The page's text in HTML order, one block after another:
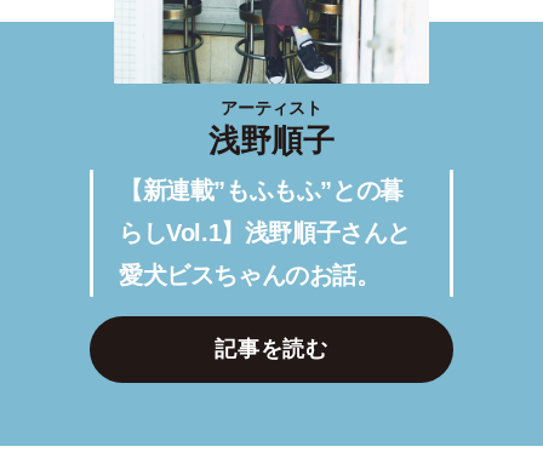
アーティスト
浅野順子
【新連載”もふもふ”との暮
らしVol.1】浅野順子さんと
愛犬ビスちゃんのお話。
記事を読む